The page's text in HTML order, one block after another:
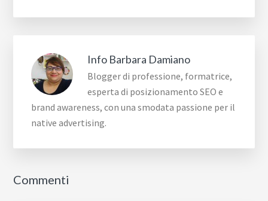
Info Barbara Damiano
Blogger di professione, formatrice,
esperta di posizionamento SEO e
brand awareness, con una smodata passione per il
native advertising.
Interazioni
Commenti